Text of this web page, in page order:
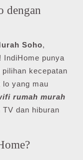
dengan
Soho,
IndiHome punya
kecepatan
lo yang mau
rumah murah
dan hiburan